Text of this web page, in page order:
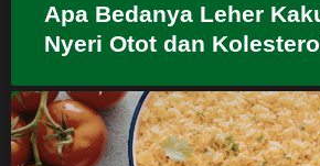
Apa Bedanya Leher
Nyeri Otot dan